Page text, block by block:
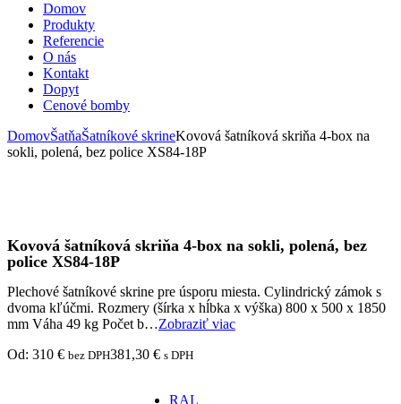
Domov
Produkty
Referencie
O nás
Kontakt
Dopyt
Cenové bomby
DomovŠatňaŠatníkové skrineKovová šatníková skriňa 4-box na
sokli, polená, bez police XS84-18P
Kovová šatníková skriňa 4-box na sokli, polená, bez
police XS84-18P
Plechové šatníkové skrine pre úsporu miesta. Cylindrický zámok s
dvoma kľúčmi. Rozmery (šírka x hĺbka x výška) 800 x 500 x 1850
mm Váha 49 kg Počet b…Zobraziť viac
Od: 310 € bez DPH381,30 € s DPH
RAL